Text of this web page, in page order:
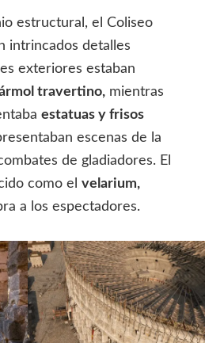
estructural, el Coliseo
intrincados detalles
exteriores estaban
travertino, mientras
estatuas y frisos
escenas de la
de gladiadores. El
como el velarium,
a los espectadores.